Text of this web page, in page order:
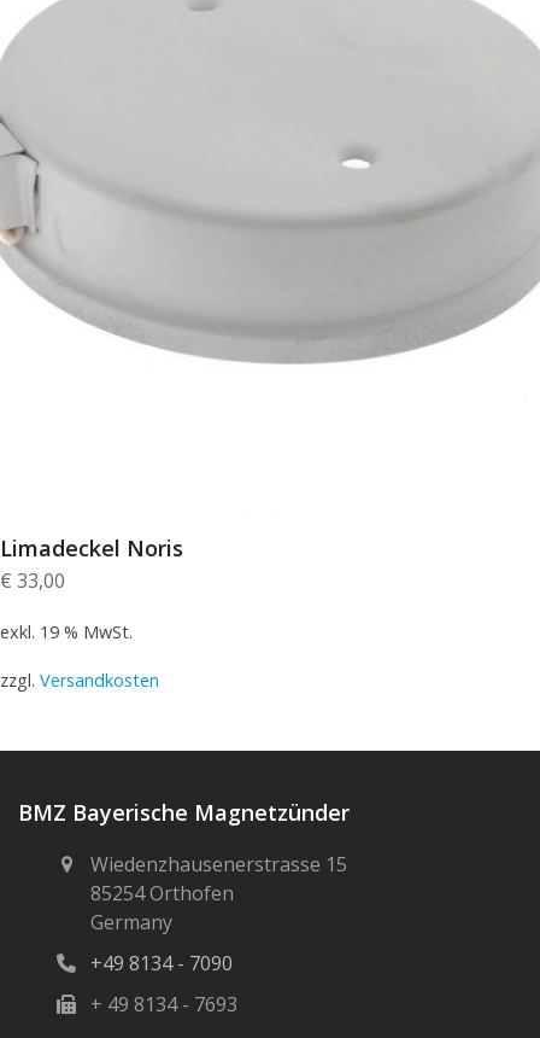
Limadeckel Noris
€ 33,00
exkl. 19 % MwSt.
zzgl. Versandkosten
BMZ Bayerische Magnetzünder
Wiedenzhausenerstrasse 15
85254 Orthofen
Germany
+49 8134 - 7090
+ 49 8134 - 7693